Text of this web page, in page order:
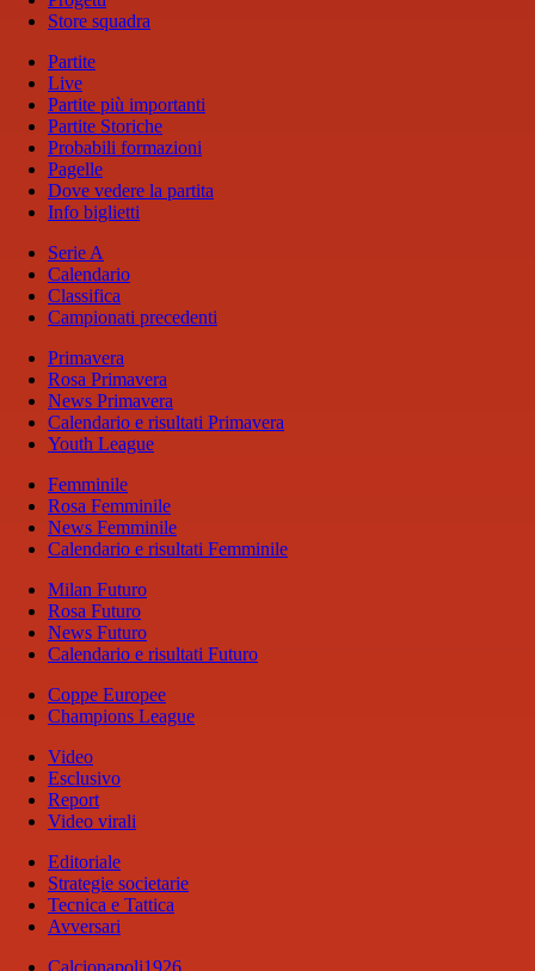
Store squadra
Partite
Live
Partite più importanti
Partite Storiche
Probabili formazioni
Pagelle
Dove vedere la partita
Info biglietti
Serie A
Calendario
Classifica
Campionati precedenti
Primavera
Rosa Primavera
News Primavera
Calendario e risultati Primavera
Youth League
Femminile
Rosa Femminile
News Femminile
Calendario e risultati Femminile
Milan Futuro
Rosa Futuro
News Futuro
Calendario e risultati Futuro
Coppe Europee
Champions League
Video
Esclusivo
Report
Video virali
Editoriale
Strategie societarie
Tecnica e Tattica
Avversari